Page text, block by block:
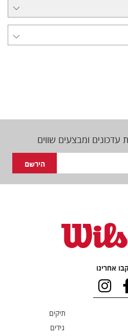
ומבצעים שווים
אחרינו
תיקים
גידים